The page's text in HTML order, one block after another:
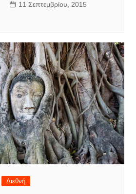
11 Σεπτεμβρίου, 2015
Διεθνή